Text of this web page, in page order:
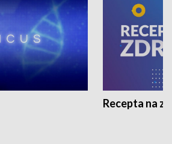
Recepta na